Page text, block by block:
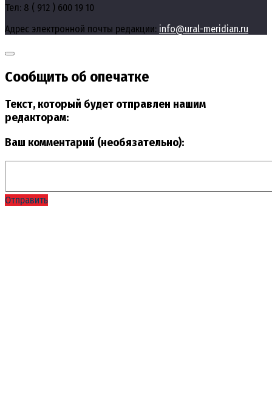
Тел: 8 ( 912 ) 600 19 10
Адрес электронной почты редакции: info@ural-meridian.ru
Сообщить об опечатке
Текст, который будет отправлен нашим
редакторам:
Ваш комментарий (необязательно):
Отправить